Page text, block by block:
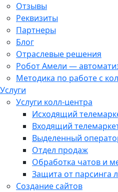
Отзывы
Реквизиты
Партнеры
Блог
Отраслевые решения
Робот Амели —
Методика по работе с
Услуги
Услуги колл-центра
Исходящий
Входящий
Выделенный
Отдел продаж
Обработка чатов и
Защита от парсинга
Создание сайтов